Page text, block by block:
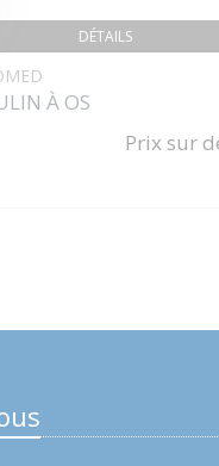
DÉTAILS
À OS
Prix sur